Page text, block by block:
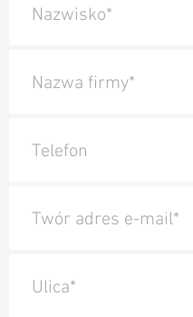
Nazwisko*
Nazwa firmy*
Telefon
Twór adres e-mail*
Ulica*